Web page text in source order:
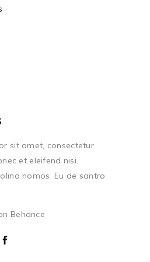
sit amet, consectetur
et eleifend nisi.
nomos. Eu de santro
Behance